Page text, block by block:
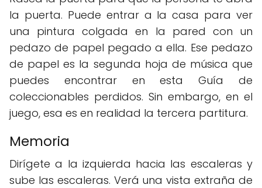
la puerta. Puede entrar a la casa para ver
una pintura colgada en la pared con un
pedazo de papel pegado a ella. Ese pedazo
de papel es la segunda hoja de música que
puedes encontrar en esta Guía de
coleccionables perdidos. Sin embargo, en el
juego, esa es en realidad la tercera partitura.
Memoria
Dirígete a la izquierda hacia las escaleras y
sube las escaleras. Verá una vista extraña de